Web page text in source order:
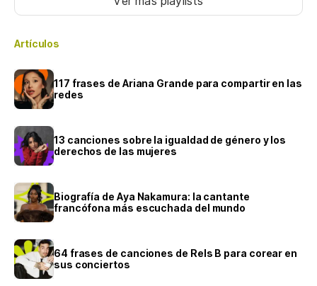
Artículos
117 frases de Ariana Grande para compartir en las
redes
13 canciones sobre la igualdad de género y los
derechos de las mujeres
Biografía de Aya Nakamura: la cantante
francófona más escuchada del mundo
64 frases de canciones de Rels B para corear en
sus conciertos